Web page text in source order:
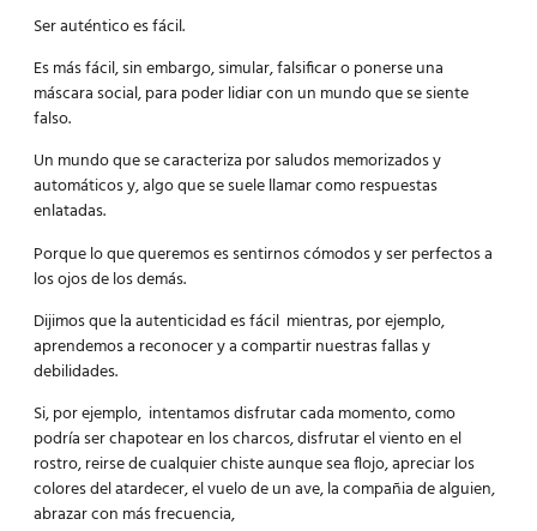
Ser auténtico es fácil.
Es más fácil, sin embargo, simular, falsificar o ponerse una
máscara social, para poder lidiar con un mundo que se siente
falso.
Un mundo que se caracteriza por saludos memorizados y
automáticos y, algo que se suele llamar como respuestas
enlatadas.
Porque lo que queremos es sentirnos cómodos y ser perfectos a
los ojos de los demás.
Dijimos que la autenticidad es fácil mientras, por ejemplo,
aprendemos a reconocer y a compartir nuestras fallas y
debilidades.
Si, por ejemplo, intentamos disfrutar cada momento, como
podría ser chapotear en los charcos, disfrutar el viento en el
rostro, reirse de cualquier chiste aunque sea flojo, apreciar los
colores del atardecer, el vuelo de un ave, la compañia de alguien,
abrazar con más frecuencia,